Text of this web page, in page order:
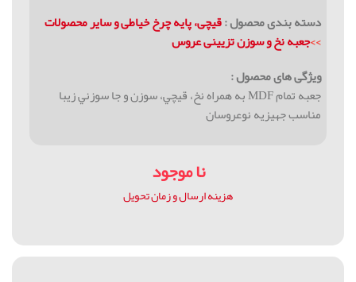
دسته بندی محصول :قیچی، پایه چرخ خیاطی و سایر محصولات
>>جعبه نخ و سوزن تزیینی عروس
ویژگی های محصول :
جعبه تمام MDF به همراه نخ، قيچي، سوزن و جا سوزني زيبا
مناسب جهیزیه نوعروسان
نا موجود
هزینه ارسال و زمان تحویل